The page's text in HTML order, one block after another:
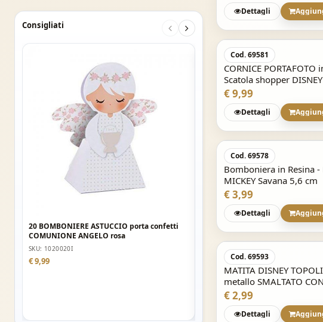
Consigliati
20 BOMBONIERE ASTUCCIO porta confetti
COMUNIONE ANGELO rosa
SKU: 1020020I
€ 9,99
20 BOMBONIERE ASTUCCIO
COMUNIONE ANGELO celeste
SKU: 1020010I
Dettagli
Cod. 69581
CORNICE PORTAFOTO
Scatola shopper
Savana
€ 9,99
Dettagli
Cod. 69578
Bomboniera in Resina -
MICKEY Savana 5,6 cm
€ 3,99
Dettagli
Cod. 69593
MATITA DISNEY
metallo SMALTATO
€ 2,99
Dettagli